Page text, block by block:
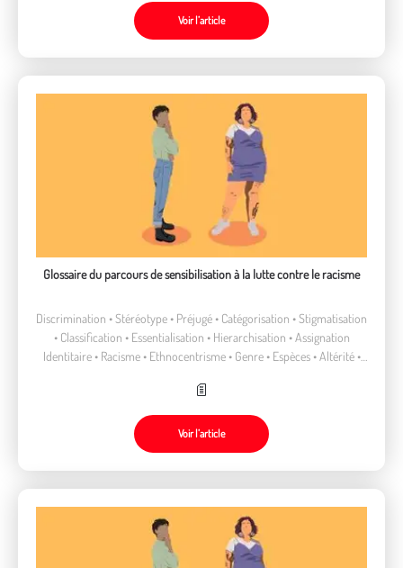
Voir l’article
Glossaire du parcours de sensibilisation à la lutte contre le racisme
Discrimination • Stéréotype • Préjugé • Catégorisation • Stigmatisation
• Classification • Essentialisation • Hierarchisation • Assignation
Identitaire • Racisme • Ethnocentrisme • Genre • Espèces • Altérité •
Voir l’article